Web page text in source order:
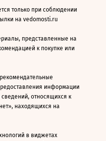
только при соблюдении
на vedomosti.ru
представленные на
к покупке или
информации
относящихся к
находящихся на
в виджетах